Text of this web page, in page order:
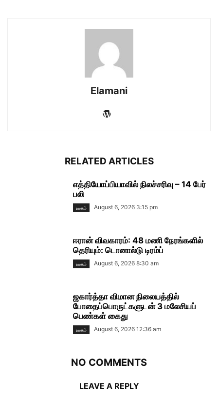
Elamani
RELATED ARTICLES
எத்தியோப்பியாவில் நிலச்சரிவு – 14 பேர்
பலி
உலகம் August 6, 2026 3:15 pm
ஈரான் விவகாரம்: 48 மணி நேரங்களில்
தெரியும்: டொனால்டு டிரம்ப்
உலகம் August 6, 2026 8:30 am
ஜகார்த்தா விமான நிலையத்தில்
போதைப்பொருட்களுடன் 3 மலேசியப்
பெண்கள் கைது
உலகம் August 6, 2026 12:36 am
NO COMMENTS
LEAVE A REPLY